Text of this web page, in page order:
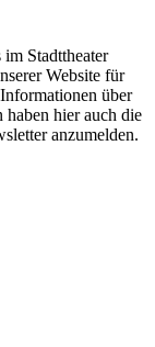
Stadttheater
Website für
über
haben hier auch die
anzumelden.